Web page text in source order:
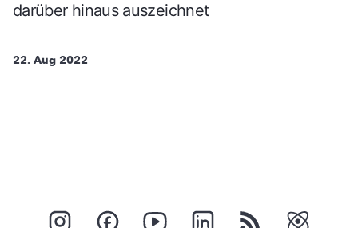
darüber hinaus auszeichnet
22. Aug 2022